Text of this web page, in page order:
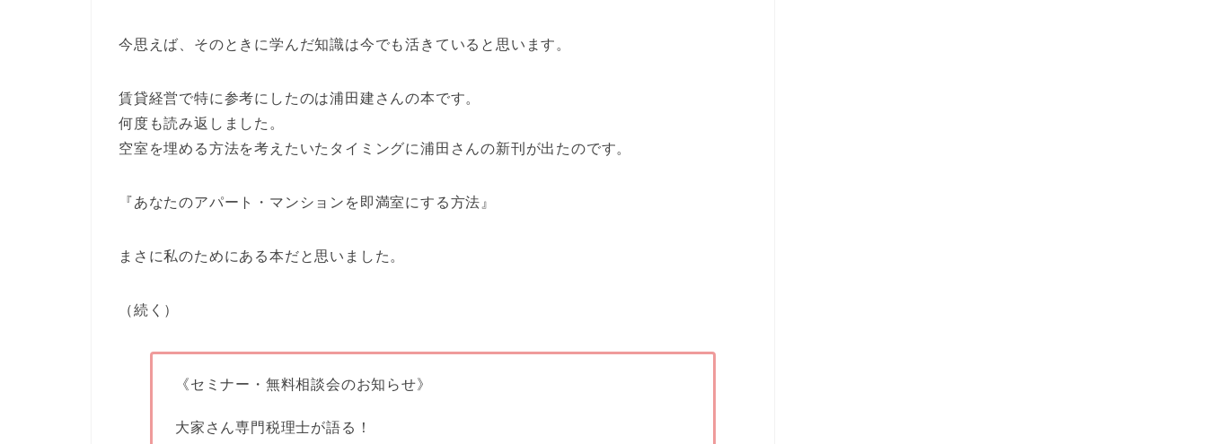
今思えば、そのときに学んだ知識は今でも活きていると思います。
賃貸経営で特に参考にしたのは浦田建さんの本です。
何度も読み返しました。
空室を埋める方法を考えたいたタイミングに浦田さんの新刊が出たのです。
『あなたのアパート・マンションを即満室にする方法』
まさに私のためにある本だと思いました。
（続く）
《セミナー・無料相談会のお知らせ》
大家さん専門税理士が語る！